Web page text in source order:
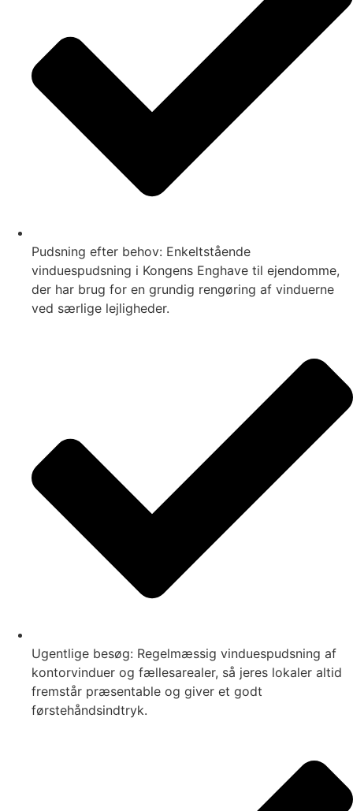
Pudsning efter behov: Enkeltstående
vinduespudsning i Kongens Enghave til ejendomme,
der har brug for en grundig rengøring af vinduerne
ved særlige lejligheder.
Ugentlige besøg: Regelmæssig vinduespudsning af
kontorvinduer og fællesarealer, så jeres lokaler altid
fremstår præsentable og giver et godt
førstehåndsindtryk.